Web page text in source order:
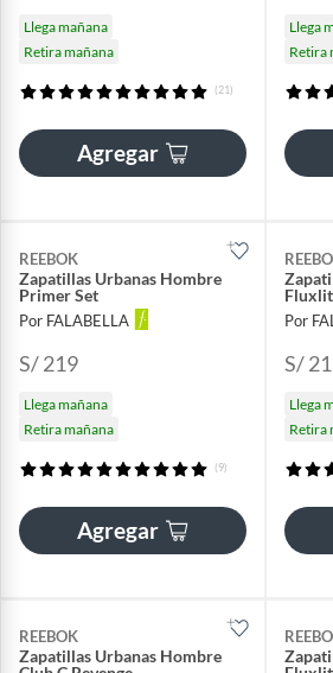
Llega mañana
Retira mañana
(21)
Agregar
Llega
Retira
REEBOK
Zapatillas Urbanas Hombre
Primer Set
Por FALABELLA
S/ 219
Llega mañana
Retira mañana
(9)
Agregar
Por
S/
Llega
Retira
REEBOK
Zapatillas Urbanas Hombre